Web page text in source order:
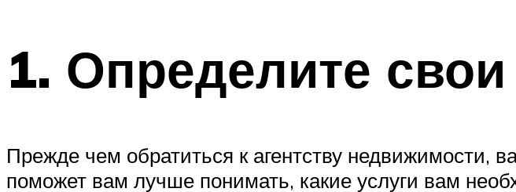
1. Определите
Прежде чем обратиться к агентству недвижимости,
поможет вам лучше понимать, какие услуги вам